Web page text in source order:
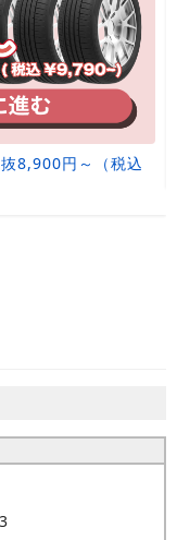
8,900円～（税込